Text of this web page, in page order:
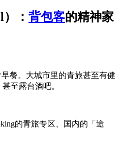
： 背包客的精神家
餐。大城市里的青旅甚至有健
至露台酒吧。
的青旅专区、国内的「途